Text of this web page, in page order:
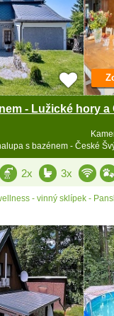
- Lužické hory a
s bazénem - České
2x 3x
- vinný sklípek -